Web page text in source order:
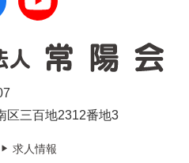
区三百地2312番地3
求人情報